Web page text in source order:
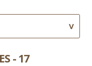
- 17